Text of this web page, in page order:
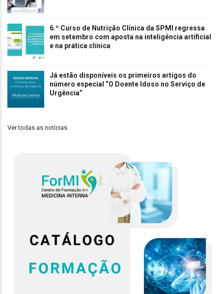
6.º Curso de Nutrição Clínica da SPMI regressa
em setembro com aposta na inteligência artificial
e na prática clínica
Já estão disponíveis os primeiros artigos do
número especial “O Doente Idoso no Serviço de
Urgência”
Ver todas as notícias